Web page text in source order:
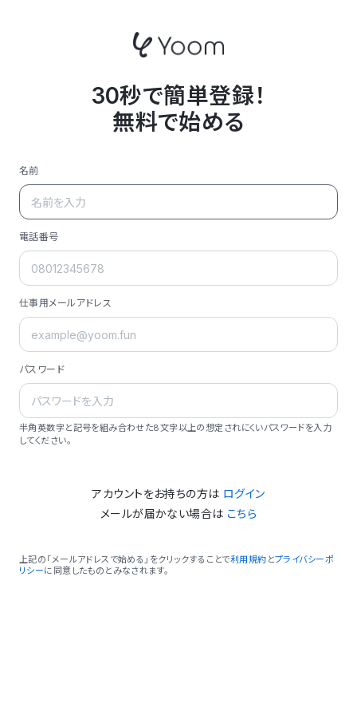
30秒で簡単登録！
無料で始める
名前
電話番号
仕事用メールアドレス
パスワード
半角英数字と記号を組み合わせた8文字以上の想定されにくいパスワードを入力
してください。
アカウントをお持ちの方は ログイン
メールが届かない場合は こちら
上記の「メールアドレスで始める」をクリックすることで利用規約 とプライバシーポ
リシーに同意したものとみなされます。